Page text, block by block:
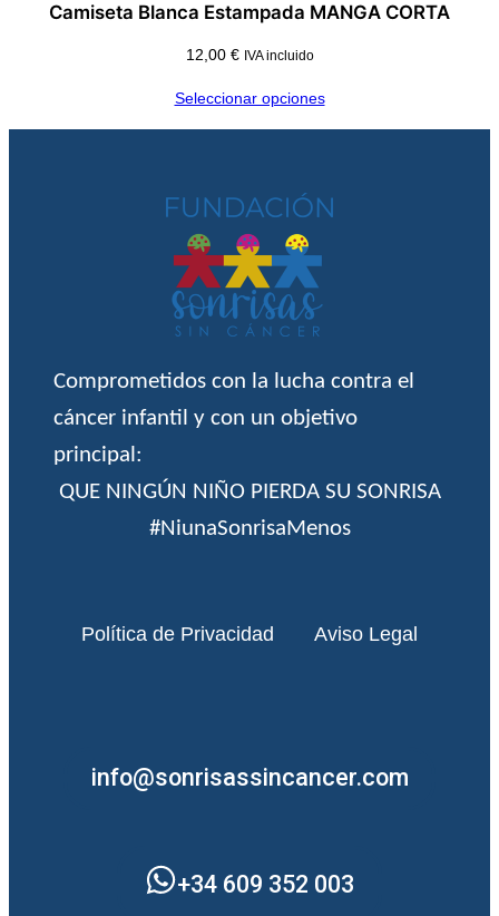
Camiseta Blanca Estampada MANGA CORTA
12,00 € IVA incluido
Seleccionar opciones
Comprometidos con la lucha contra el
cáncer infantil y con un objetivo
principal:
QUE NINGÚN NIÑO PIERDA SU SONRISA
#NiunaSonrisaMenos
Política de Privacidad Aviso Legal
info@sonrisassincancer.com
+34 609 352 003